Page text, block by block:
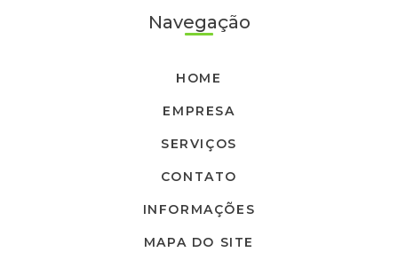
Navegação
HOME
EMPRESA
SERVIÇOS
CONTATO
INFORMAÇÕES
MAPA DO SITE